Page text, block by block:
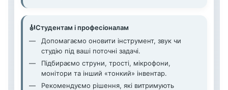
🎻Студентам і професіоналам
Допомагаємо оновити інструмент, звук чи
студію під ваші поточні задачі.
Підбираємо струни, трості, мікрофони,
монітори та інший «тонкий» інвентар.
Рекомендуємо рішення, які витримують